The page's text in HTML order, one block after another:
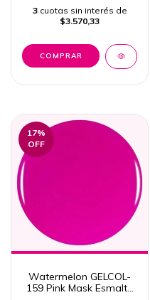
3 cuotas sin interés de
$3.570,33
17%
OFF
Watermelon GELCOL-
159 Pink Mask Esmalte